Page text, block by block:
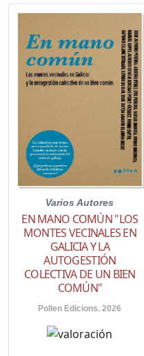
Varios Autores
EN MANO COMÚN "LOS
MONTES VECINALES EN
GALICIA Y LA
AUTOGESTIÓN
COLECTIVA DE UN BIEN
COMÚN"
Pollen Edicions. 2026